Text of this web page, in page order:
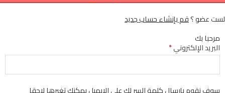
لست عضو ؟قم بإنشاء حساب جديد
مرحبا بك
البريد الإلكتروني*